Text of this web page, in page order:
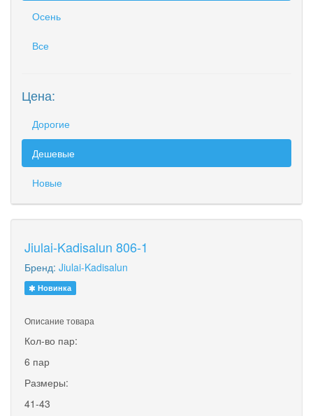
Осень
Все
Цена:
Дорогие
Дешевые
Новые
Jiulai-Kadisalun 806-1
Бренд: Jiulai-Kadisalun
Новинка
Описание товара
Кол-во пар:
6 пар
Размеры:
41-43